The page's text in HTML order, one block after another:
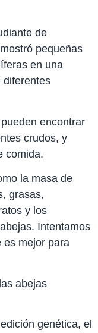
de
pequeñas
en una
diferentes
encontrar
crudos, y
comida.
la masa de
grasas,
y los
Intentamos
es mejor para
abejas
genética, el